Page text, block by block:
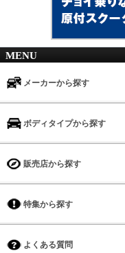
MENU
メーカーから探す
ボディタイプから探す
販売店から探す
特集から探す
よくある質問